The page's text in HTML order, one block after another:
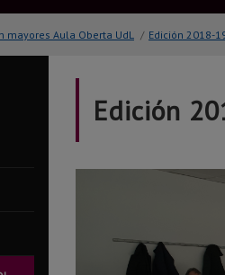
mayores Aula Oberta UdL / Edición 2018-
Edición